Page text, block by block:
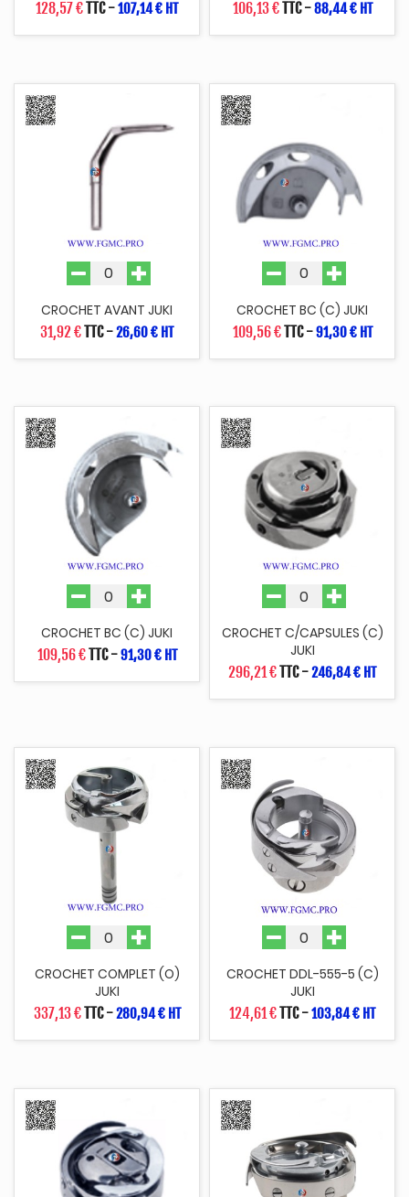
128,57 €TTC-107,14 € HT 106,13 €TTC-88,44 € HT
CROCHET AVANT JUKI
31,92 €TTC-26,60 € HT
CROCHET BC (C) JUKI
109,56 €TTC-91,30 € HT
CROCHET BC (C) JUKI
109,56 €TTC-91,30 € HT
CROCHET C/CAPSULES (C)
JUKI
296,21 €TTC-246,84 € HT
CROCHET COMPLET (O)
JUKI
337,13 €TTC-280,94 € HT
CROCHET DDL-555-5 (C)
JUKI
124,61 €TTC-103,84 € HT